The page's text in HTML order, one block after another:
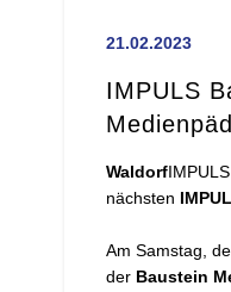
21.02.2023
IMPULS
Waldorf
nächsten
Am Samstag,
der Baustein